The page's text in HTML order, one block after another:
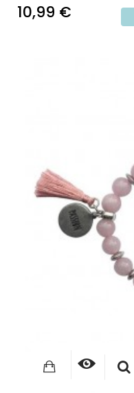
10,99 €